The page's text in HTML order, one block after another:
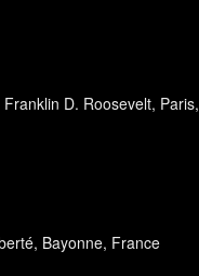
D. Roosevelt, Paris,
Bayonne, France